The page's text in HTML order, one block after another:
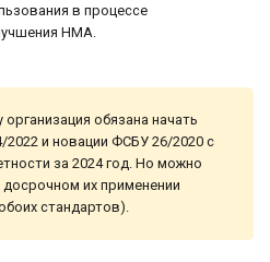
в процессе
НМА.
обязана начать
и новации ФСБУ 26/2020 с
за 2024 год. Но можно
их применении
стандартов).